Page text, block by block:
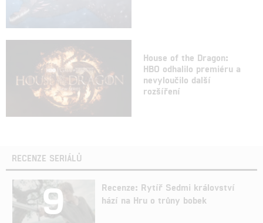
House of the Dragon:
HBO odhalilo premiéru a
nevyloučilo další
rozšíření
RECENZE SERIÁLŮ
9
Recenze: Rytíř Sedmi království
hází na Hru o trůny bobek